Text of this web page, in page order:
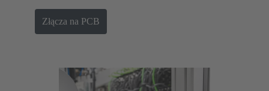
Złącza na PCB